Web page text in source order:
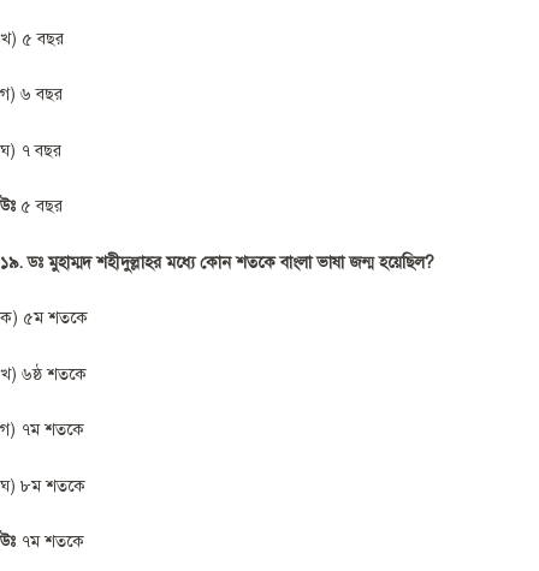
খ) ৫ বছর
গ) ৬ বছর
ঘ) ৭ বছর
উঃ ৫ বছর
১৯. ডঃ মুহাম্মদ শহীদুল্লাহর মধ্যে কোন শতকে বাংলা ভাষা জন্ম হয়েছিল?
ক) ৫ম শতকে
খ) ৬ষ্ঠ শতকে
গ) ৭ম শতকে
ঘ) ৮ম শতকে
উঃ ৭ম শতকে